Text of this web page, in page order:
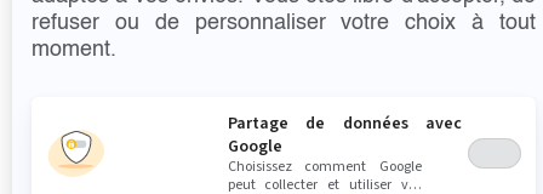
refuser ou de personnaliser votre choix à tout
moment.
Partage de données avec
Google
Choisissez comment Google
peut collecter et utiliser vos